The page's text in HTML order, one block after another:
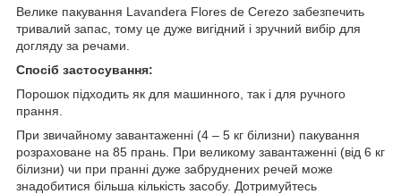
Велике пакування Lavandera Flores de Cerezo забезпечить
тривалий запас, тому це дуже вигідний і зручний вибір для
догляду за речами.
Спосіб застосування:
Порошок підходить як для машинного, так і для ручного
прання.
При звичайному завантаженні (4 – 5 кг білизни) пакування
розраховане на 85 прань. При великому завантаженні (від 6 кг
білизни) чи при пранні дуже забруднених речей може
знадобитися більша кількість засобу. Дотримуйтесь